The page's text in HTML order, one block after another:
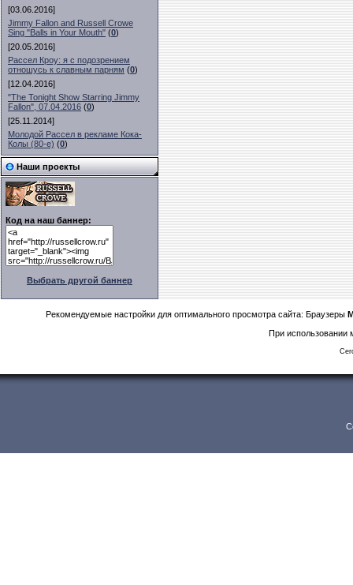
[03.06.2016]
Jimmy Fallon and Russell Crowe
Sing "Balls in Your Mouth" (0)
[20.05.2016]
Рассел Кроу: я с подозрением
отношусь к славным парням (0)
[12.04.2016]
"The Tonight Show Starring Jimmy
Fallon", 07.04.2016 (0)
[25.11.2014]
Молодой Рассел в рекламе Кока-
Колы (80-е) (0)
Наши проекты
Код на наш баннер:
Выбрать другой баннер
Рекомендуемые настройки для оптимального просмотра сайта: Браузеры
При использовании